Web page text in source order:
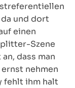
und dort
einen
Szene
dass man
nehmen
fehlt ihm halt